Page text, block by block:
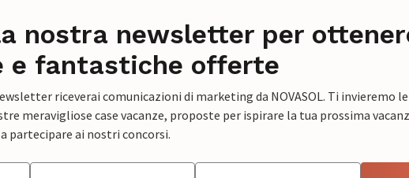
nostra newsletter per
e fantastiche offerte
riceverai comunicazioni di marketing da NOVASOL. Ti invieremo
meravigliose case vacanze, proposte per ispirare la tua prossima
partecipare ai nostri concorsi.